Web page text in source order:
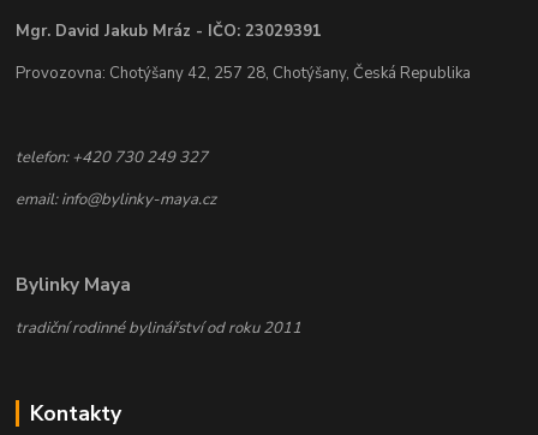
Mgr. David Jakub Mráz - IČO: 23029391
Provozovna: Chotýšany 42, 257 28, Chotýšany, Česká Republika
telefon: +420 730 249 327
email: info@bylinky-maya.cz
Bylinky Maya
tradiční rodinné bylinářství od roku 2011
Kontakty